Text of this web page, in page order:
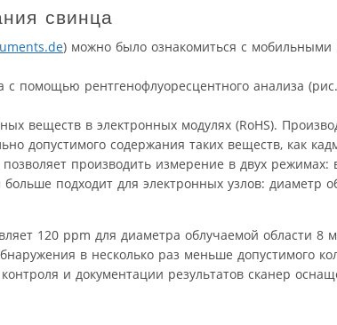
свинца
) можно было ознакомиться с
помощью рентгенофлуоресцентного анализа (рис.
веществ в электронных модулях (RoHS).
допустимого содержания таких веществ, как
производить измерение в двух
подходит для электронных узлов: диаметр
120 ppm для диаметра облучаемой области 8
в несколько раз меньше допустимого
и документации результатов сканер